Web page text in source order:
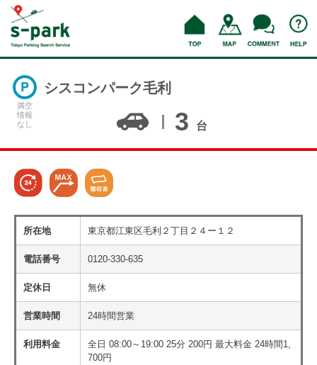
満空
情報
なし
シスコンパーク毛利
3 台
所在地 東京都江東区毛利２丁目２４ー１２
電話番号 0120-330-635
定休日 無休
営業時間 24時間営業
利用料金
全日 08:00～19:00 25分 200円 最大料金 24時間1,
700円